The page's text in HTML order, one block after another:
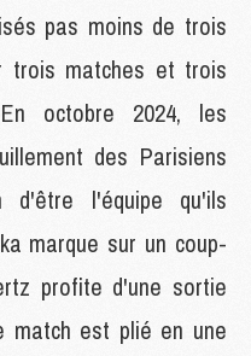
pas moins de trois
trois matches et trois
octobre 2024, les
des Parisiens
l'équipe qu'ils
marque sur un coup-
profite d'une sortie
match est plié en une